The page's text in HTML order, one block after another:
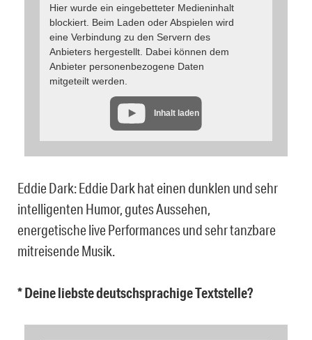
Hier wurde ein eingebetteter Medieninhalt
blockiert. Beim Laden oder Abspielen wird
eine Verbindung zu den Servern des
Anbieters hergestellt. Dabei können dem
Anbieter personenbezogene Daten
mitgeteilt werden.
Inhalt laden
Eddie Dark: Eddie Dark hat einen dunklen und sehr
intelligenten Humor, gutes Aussehen,
energetische live Performances und sehr tanzbare
mitreisende Musik.
* Deine liebste deutschsprachige Textstelle?